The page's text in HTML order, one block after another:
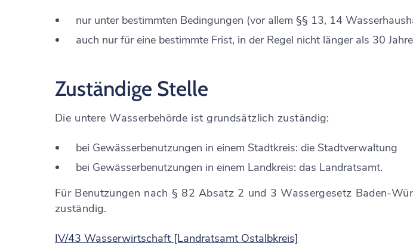
nur unter bestimmten Bedingungen (vor allem §§ 13, 14
auch nur für eine bestimmte Frist, in der Regel nicht länger als 30
Zuständige Stelle
Die untere Wasserbehörde ist grundsätzlich zuständig:
bei Gewässerbenutzungen in einem Stadtkreis: die Stadtverwaltung
bei Gewässerbenutzungen in einem Landkreis: das Landratsamt.
Für Benutzungen nach § 82 Absatz 2 und 3 Wassergesetz Baden-
zuständig.
IV/43 Wasserwirtschaft [Landratsamt Ostalbkreis]